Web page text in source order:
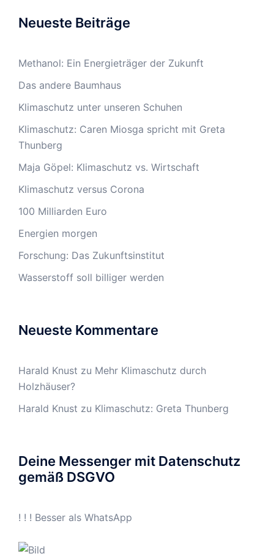
Neueste Beiträge
Methanol: Ein Energieträger der Zukunft
Das andere Baumhaus
Klimaschutz unter unseren Schuhen
Klimaschutz: Caren Miosga spricht mit Greta
Thunberg
Maja Göpel: Klimaschutz vs. Wirtschaft
Klimaschutz versus Corona
100 Milliarden Euro
Energien morgen
Forschung: Das Zukunftsinstitut
Wasserstoff soll billiger werden
Neueste Kommentare
Harald Knust zu Mehr Klimaschutz durch
Holzhäuser?
Harald Knust zu Klimaschutz: Greta Thunberg
Deine Messenger mit Datenschutz
gemäß DSGVO
! ! ! Besser als WhatsApp